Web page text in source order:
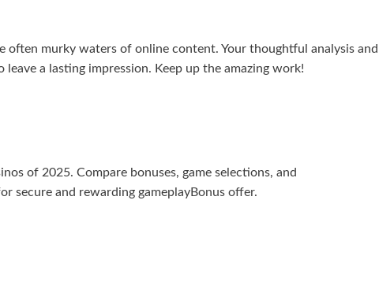
often murky waters of online content. Your thoughtful analysis and
a lasting impression. Keep up the amazing work!
of 2025. Compare bonuses, game selections, and
secure and rewarding gameplayBonus offer.